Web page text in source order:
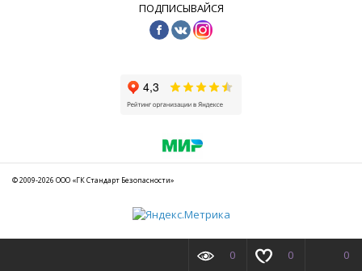
ПОДПИСЫВАЙСЯ
© 2009-2026 ООО «ГК Стандарт Безопасности»
0 0 0